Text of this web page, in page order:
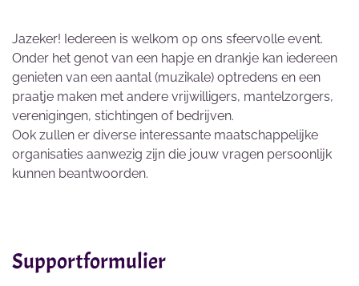
Jazeker! Iedereen is welkom op ons sfeervolle event.
Onder het genot van een hapje en drankje kan iedereen
genieten van een aantal (muzikale) optredens en een
praatje maken met andere vrijwilligers, mantelzorgers,
verenigingen, stichtingen of bedrijven.
Ook zullen er diverse interessante maatschappelijke
organisaties aanwezig zijn die jouw vragen persoonlijk
kunnen beantwoorden.
Supportformulier